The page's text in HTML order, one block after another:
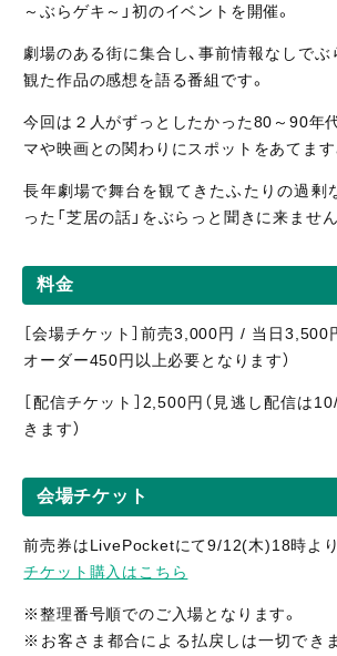
～ぶらゲキ～」初のイベントを開催。
劇場のある街に集合し、事前情報なしでぶ
観た作品の感想を語る番組です。
今回は２人がずっとしたかった80～90年
マや映画との関わりにスポットをあてます
長年劇場で舞台を観てきたふたりの過剰
った「芝居の話」をぶらっと聞きに来ませ
料金
［会場チケット］前売3,000円 / 当日3,500
オーダー450円以上必要となります）
［配信チケット］2,500円（見逃し配信は
きます）
会場チケット
前売券はLivePocketにて9/12(木)18時より
チケット購入はこちら
※整理番号順でのご入場となります。
※お客さま都合による払戻しは一切でき